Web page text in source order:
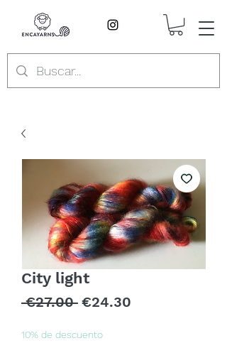
City light
€27.00 Regular
€24.30
10% de descuento